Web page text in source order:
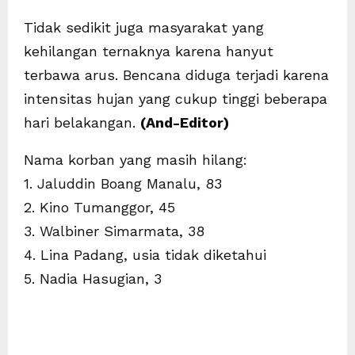
Tidak sedikit juga masyarakat yang
kehilangan ternaknya karena hanyut
terbawa arus. Bencana diduga terjadi karena
intensitas hujan yang cukup tinggi beberapa
hari belakangan. (And-Editor)
Nama korban yang masih hilang:
1. Jaluddin Boang Manalu, 83
2. Kino Tumanggor, 45
3. Walbiner Simarmata, 38
4. Lina Padang, usia tidak diketahui
5. Nadia Hasugian, 3